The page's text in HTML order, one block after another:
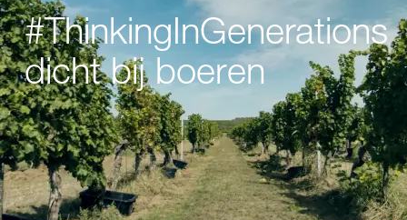
#ThinkingInGenerations
dicht bij boeren